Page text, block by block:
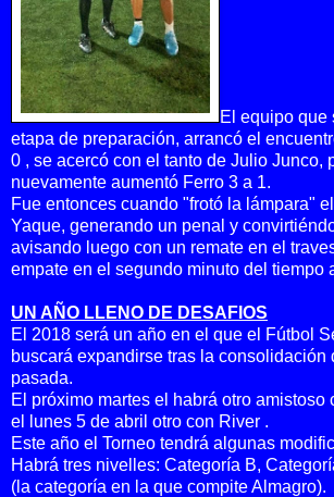
El equipo que
etapa de preparación, arrancó el
0 , se acercó con el tanto de Julio Junco,
nuevamente aumentó Ferro 3 a 1.
Fue entonces cuando "frotó la lámpara"
Yaque, generando un penal y
avisando luego con un remate en el
empate en el segundo minuto del tiempo
UN AÑO LLENO DE DESAFIOS
El 2018 será un año en el que el Fútbol
buscará expandirse tras la consolidación
pasada.
El próximo martes el habrá otro amistoso
el lunes 5 de abril otro con River .
Este año el Torneo tendrá algunas
Habrá tres nivelles: Categoría B,
(la categoría en la que compite Almagro).